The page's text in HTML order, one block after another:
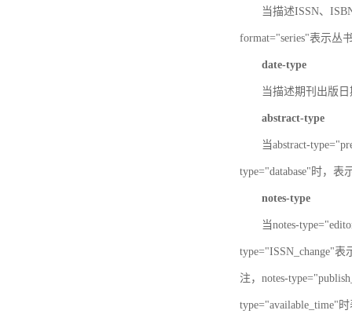
当描述ISSN、
format="series"表示丛
date-type
当描述期刊出版日
abstract-type
当abstract-
type="database"时，表
notes-type
当notes-
type="ISSN_change"
注，notes-
type="available_time"